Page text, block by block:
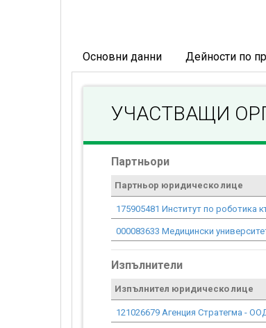
Основни данни Дейности по
УЧАСТВАЩИ
Партньори
Партньор юридическо лице
175905481 Институт по роботика
000083633 Медицински
Изпълнители
Изпълнител юридическо лице
121026679 Агенция Стратегма -